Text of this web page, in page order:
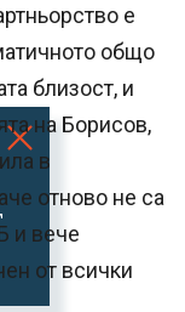
е
общо
близост, и
на Борисов,
в
отново не са
и вече
от всички